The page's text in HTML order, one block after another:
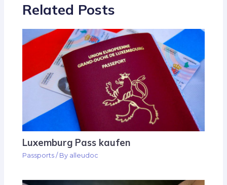
Related Posts
Luxemburg Pass kaufen
Passports / By alleudoc